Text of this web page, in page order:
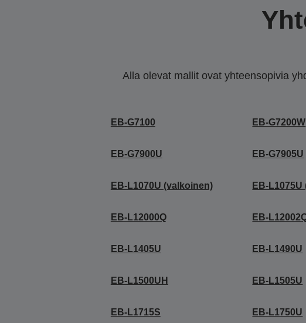
Alla olevat mallit ovat yhteensopivia
EB-G7100 EB-G7200W
EB-G7900U EB-G7905U
EB-L1070U (valkoinen) EB-L1075U
EB-L12000Q EB-
EB-L1405U EB-L1490U
EB-L1500UH EB-L1505U
EB-L1715S EB-L1750U